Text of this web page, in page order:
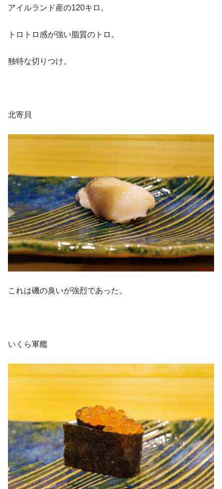
アイルランド産の120キロ。
トロトロ感が強い脂質のトロ。
独特な切りつけ。
北寄貝
これは磯の臭いが強烈であった。
いくら軍艦